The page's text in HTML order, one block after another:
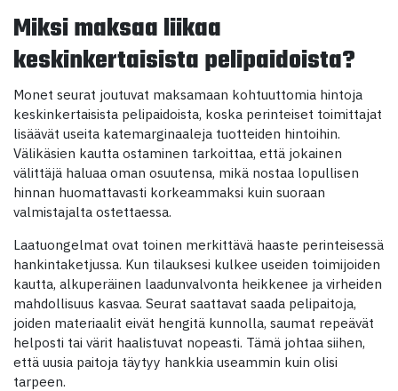
Miksi maksaa liikaa
keskinkertaisista pelipaidoista?
Monet seurat joutuvat maksamaan kohtuuttomia hintoja
keskinkertaisista pelipaidoista, koska perinteiset toimittajat
lisäävät useita katemarginaaleja tuotteiden hintoihin.
Välikäsien kautta ostaminen tarkoittaa, että jokainen
välittäjä haluaa oman osuutensa, mikä nostaa lopullisen
hinnan huomattavasti korkeammaksi kuin suoraan
valmistajalta ostettaessa.
Laatuongelmat ovat toinen merkittävä haaste perinteisessä
hankintaketjussa. Kun tilauksesi kulkee useiden toimijoiden
kautta, alkuperäinen laadunvalvonta heikkenee ja virheiden
mahdollisuus kasvaa. Seurat saattavat saada pelipaitoja,
joiden materiaalit eivät hengitä kunnolla, saumat repeävät
helposti tai värit haalistuvat nopeasti. Tämä johtaa siihen,
että uusia paitoja täytyy hankkia useammin kuin olisi
tarpeen.